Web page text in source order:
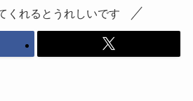
くれるとうれしいです